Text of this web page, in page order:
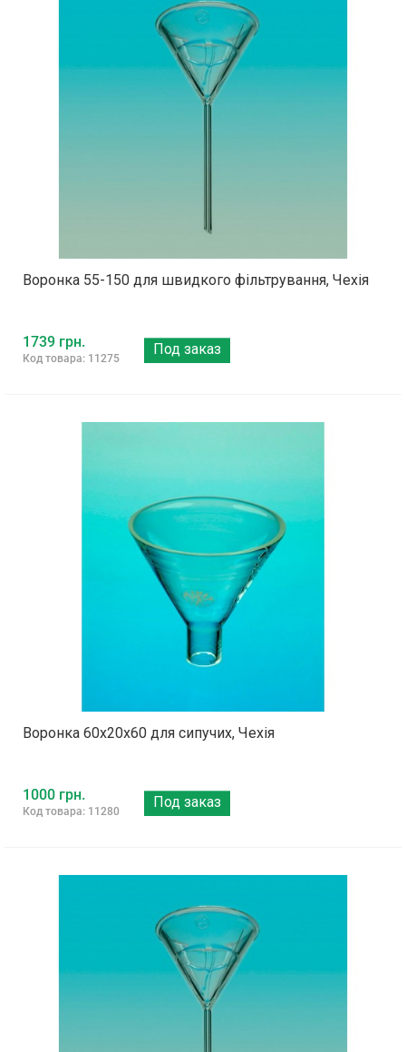
Воронка 55-150 для швидкого фільтрування, Чехія
1739 грн.
Код товара: 11275
Под заказ
Воронка 60х20х60 для сипучих, Чехія
1000 грн.
Код товара: 11280
Под заказ